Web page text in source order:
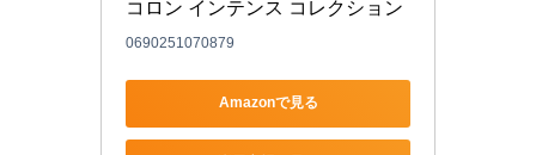
コロン インテンス コレクション
0690251070879
Amazonで見る